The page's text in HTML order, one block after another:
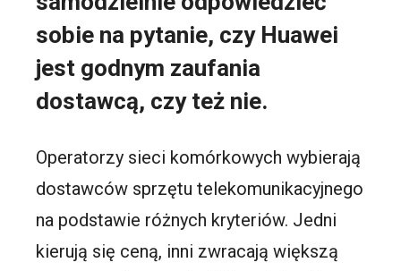
sobie na pytanie, czy Huawei
jest godnym zaufania
dostawcą, czy też nie.
Operatorzy sieci komórkowych wybierają
dostawców sprzętu telekomunikacyjnego
na podstawie różnych kryteriów. Jedni
kierują się ceną, inni zwracają większą